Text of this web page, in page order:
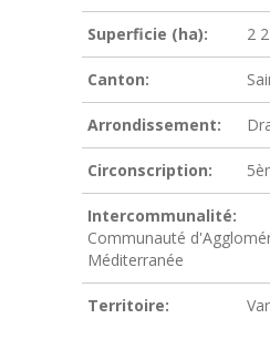
Superficie (ha): 2
Canton:
Arrondissement:
Circonscription:
Intercommunalité:
Communauté
Méditerranée
Territoire: